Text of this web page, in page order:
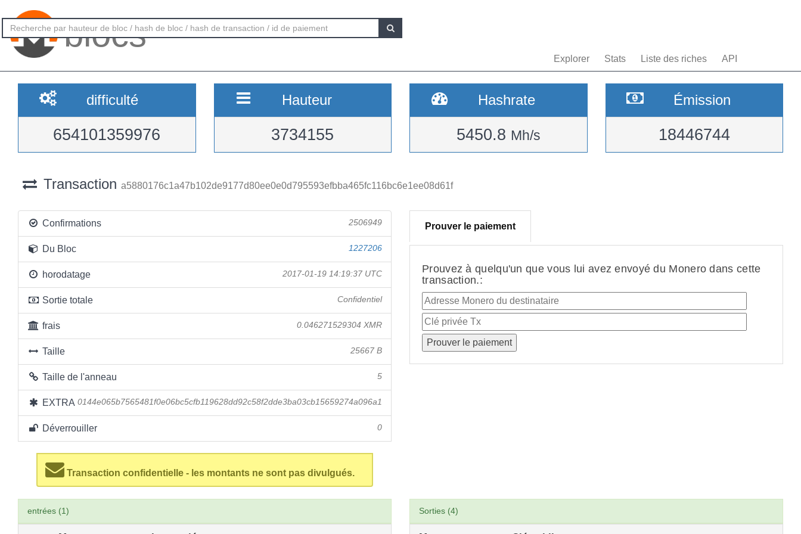
blocs
Explorer Stats Liste des riches API
difficulté
654101359976
Hauteur
3734155
Hashrate
5450.8 Mh/s
Émission
18446744
Transaction a5880176c1a47b102de9177d80ee0e0d795593efbba465fc116bc6e1ee08d61f
Confirmations 2506949
Du Bloc 1227206
horodatage 2017-01-19 14:19:37 UTC
Sortie totale Confidentiel
frais 0.046271529304 XMR
Taille 25667 B
Taille de l'anneau 5
EXTRA 0144e065b7565481f0e06bc5cfb119628dd92c58f2dde3ba03cb15659274a096a1
Déverrouiller 0
Transaction confidentielle - les montants ne sont pas divulgués.
Prouver le paiement
Prouvez à quelqu'un que vous lui avez envoyé du Monero dans cette
transaction.:
entrées (1) Sorties (4)